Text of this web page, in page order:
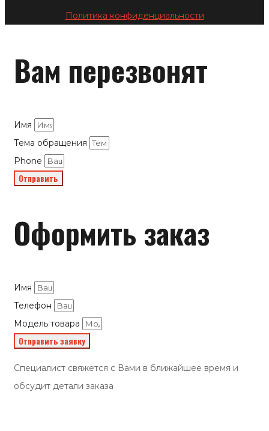
Политика конфиденциальности
Вам перезвонят
Имя
Тема обращения
Phone
Отправить
Оформить заказ
Имя
Телефон
Модель товара
Отправить заявку
Специалист свяжется с Вами в ближайшее время и
обсудит детали заказа